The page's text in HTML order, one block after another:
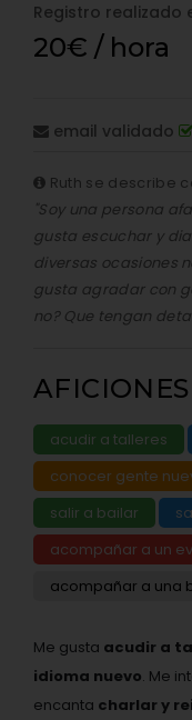
Registro realizado
20€ / hora
email validado
Ruth se describe
"Soy una persona
gusta escuchar y
diversas ocasiones
gusta agradar con
no? Que tengan
AFICIONES
acudir a talleres
conocer gente
salir a bailar
acompañar a un
acompañar a una
Me gusta acudir a
idioma nuevo. Me
encanta charlar y